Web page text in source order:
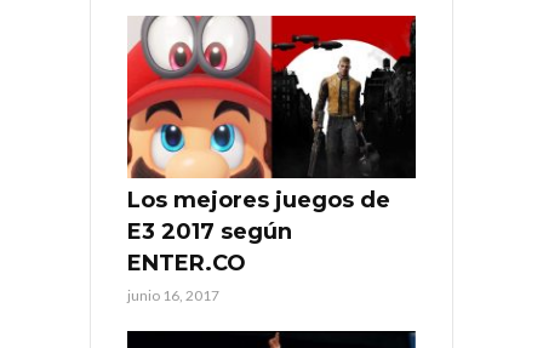
Los mejores juegos de
E3 2017 según
ENTER.CO
junio 16, 2017